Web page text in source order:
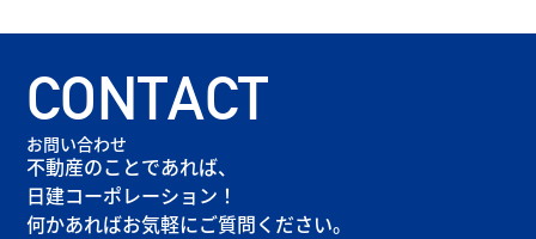
CONTACT
お問い合わせ
不動産のことであれば、
日建コーポレーション！
何かあればお気軽にご質問ください。